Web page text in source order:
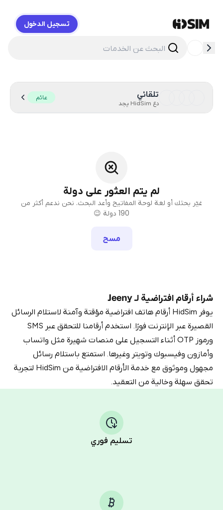
تسجيل الدخول
تلقائي
دع HidSim يجد
عائم
لم يتم العثور على دولة
غيّر بحثك أو لغة لوحة المفاتيح وأعد البحث. نحن ندعم أكثر من
190 دولة 😉
مسح
شراء أرقام افتراضية لـ Jeeny
يوفر HidSim أرقام هاتف افتراضية مؤقتة وآمنة لاستلام الرسائل
القصيرة عبر الإنترنت فورًا. استخدم أرقامنا للتحقق عبر SMS
ورموز OTP أثناء التسجيل على منصات شهيرة مثل واتساب
وأمازون وفيسبوك وتويتر وغيرها. استمتع باستلام رسائل
مجهول وموثوق مع خدمة الأرقام الافتراضية من HidSim لتجربة
تحقق سهلة وخالية من التعقيد.
تسليم فوري